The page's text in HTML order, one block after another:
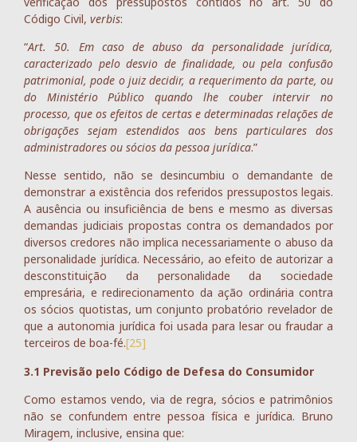
Código Civil, verbis:
“Art. 50. Em caso de abuso da personalidade jurídica,
caracterizado pelo desvio de finalidade, ou pela confusão
patrimonial, pode o juiz decidir, a requerimento da parte, ou
do Ministério Público quando lhe couber intervir no
processo, que os efeitos de certas e determinadas relações de
obrigações sejam estendidos aos bens particulares dos
administradores ou sócios da pessoa jurídica.”
Nesse sentido, não se desincumbiu o demandante de
demonstrar a existência dos referidos pressupostos legais.
A ausência ou insuficiência de bens e mesmo as diversas
demandas judiciais propostas contra os demandados por
diversos credores não implica necessariamente o abuso da
personalidade jurídica. Necessário, ao efeito de autorizar a
desconstituição da personalidade da sociedade
empresária, e redirecionamento da ação ordinária contra
os sócios quotistas, um conjunto probatório revelador de
que a autonomia jurídica foi usada para lesar ou fraudar a
terceiros de boa-fé.[25]
3.1 Previsão pelo Código de Defesa do Consumidor
Como estamos vendo, via de regra, sócios e patrimônios
não se confundem entre pessoa física e jurídica. Bruno
Miragem, inclusive, ensina que: